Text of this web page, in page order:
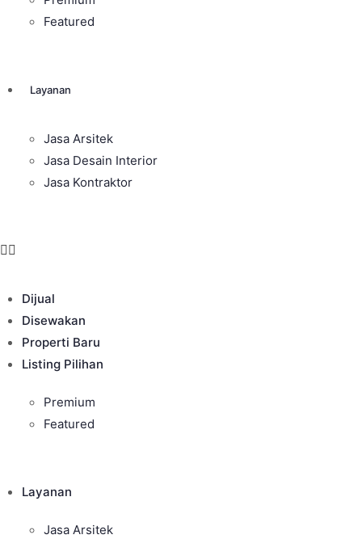
Featured
Layanan
Jasa Arsitek
Jasa Desain Interior
Jasa Kontraktor
Dijual
Disewakan
Properti Baru
Listing Pilihan
Premium
Featured
Layanan
Jasa Arsitek